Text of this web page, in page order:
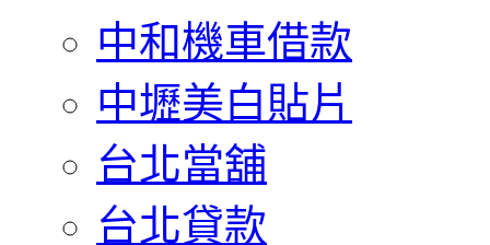
中和機車借款
中壢美白貼片
台北當舖
台北貸款